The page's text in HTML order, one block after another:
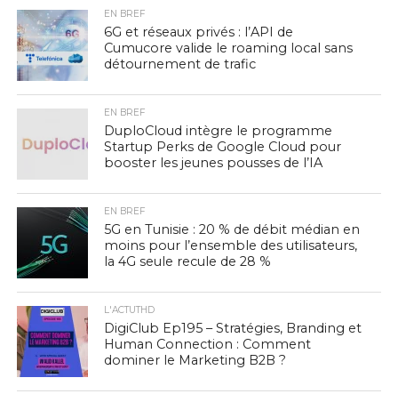
EN BREF
6G et réseaux privés : l’API de
Cumucore valide le roaming local sans
détournement de trafic
EN BREF
DuploCloud intègre le programme
Startup Perks de Google Cloud pour
booster les jeunes pousses de l’IA
EN BREF
5G en Tunisie : 20 % de débit médian en
moins pour l’ensemble des utilisateurs,
la 4G seule recule de 28 %
L'ACTUTHD
DigiClub Ep195 – Stratégies, Branding et
Human Connection : Comment
dominer le Marketing B2B ?